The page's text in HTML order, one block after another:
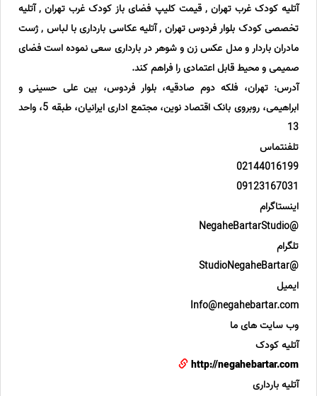
آتلیه کودک غرب تهران , قیمت کلیپ فضای باز کودک غرب تهران , آتلیه
تخصصی کودک بلوار فردوس تهران , آتلیه عکاسی بارداری با لباس , ژست
مادران باردار و مدل عکس زن و شوهر در بارداری سعی نموده است فضای
صمیمی و محیط قابل اعتمادی را فراهم کند.
آدرس: تهران، فلکه دوم صادقیه، بلوار فردوس، بین علی حسینی و
ابراهیمی، روبروی بانک اقتصاد نوین، مجتمع اداری ایرانیان، طبقه 5، واحد
13
تلفنتماس
02144016199
09123167031
اینستاگرام
@NegaheBartarStudio
تلگرام
@StudioNegaheBartar
ایمیل
Info@negahebartar.com
وب سایت های ما
آتلیه کودک
http://negahebartar.com
آتلیه بارداری